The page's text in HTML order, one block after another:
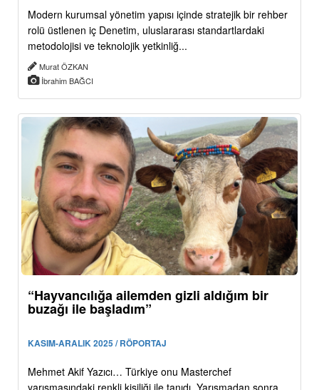
Modern kurumsal yönetim yapısı içinde stratejik bir rehber
rolü üstlenen iç Denetim, uluslararası standartlardaki
metodolojisi ve teknolojik yetkinliğ...
Murat ÖZKAN
İbrahim BAĞCI
“Hayvancılığa ailemden gizli aldığım bir
buzağı ile başladım”
KASIM-ARALIK 2025 / RÖPORTAJ
Mehmet Akif Yazıcı… Türkiye onu Masterchef
yarışmasındaki renkli kişiliği ile tanıdı. Yarışmadan sonra